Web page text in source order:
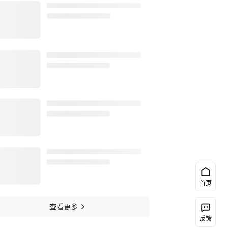
查看更多
首页
反馈